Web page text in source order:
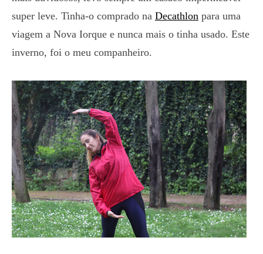
super leve. Tinha-o comprado na Decathlon para uma
viagem a Nova Iorque e nunca mais o tinha usado. Este
inverno, foi o meu companheiro.